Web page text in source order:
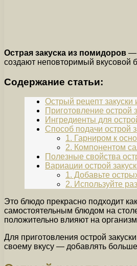
Острая закуска из помидоров —
создают неповторимый вкусовой
Содержание статьи:
Острый рецепт
Приготовление острой
Ингредиенты для
Способ подачи острой
1. Гарниром к
2. Компонентом
Полезные свойства
Вариации острой
1. Добавьте
2. Используйте
Это блюдо прекрасно подходит
самостоятельным блюдом на
положительно влияют на
Для приготовления острой
своему вкусу — добавлять